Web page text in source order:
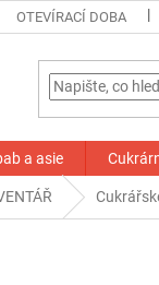
OTEVÍRACÍ DOBA
a asie